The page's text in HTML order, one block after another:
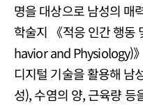
명을 대상으로 남성의 매
학술지 《적응 인간 행
havior and Physiology)
디지털 기술을 활용해 남
성), 수염의 양, 근육량 등